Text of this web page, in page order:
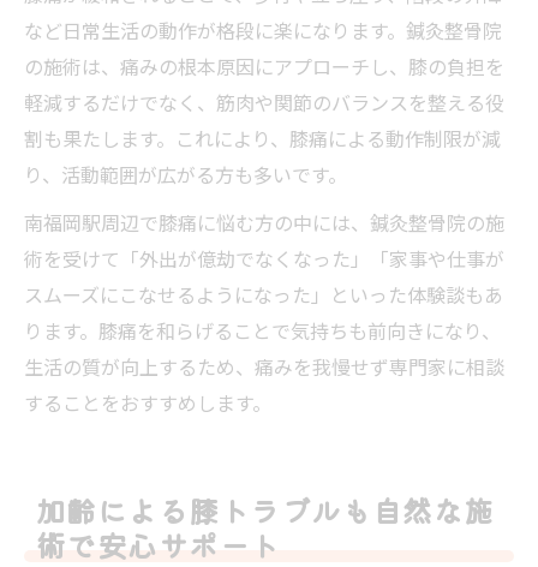
など日常生活の動作が格段に楽になります。鍼灸整骨院
の施術は、痛みの根本原因にアプローチし、膝の負担を
軽減するだけでなく、筋肉や関節のバランスを整える役
割も果たします。これにより、膝痛による動作制限が減
り、活動範囲が広がる方も多いです。
南福岡駅周辺で膝痛に悩む方の中には、鍼灸整骨院の施
術を受けて「外出が億劫でなくなった」「家事や仕事が
スムーズにこなせるようになった」といった体験談もあ
ります。膝痛を和らげることで気持ちも前向きになり、
生活の質が向上するため、痛みを我慢せず専門家に相談
することをおすすめします。
加齢による膝トラブルも自然な施
術で安心サポート